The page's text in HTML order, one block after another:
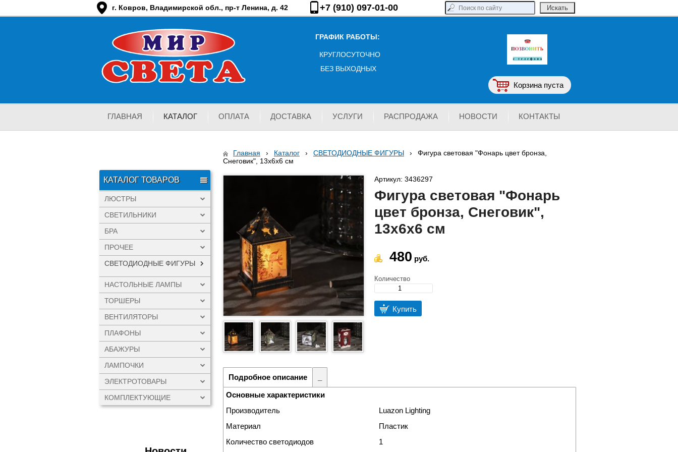
Корзина пуста
+7 (910) 097-01-00
г. Ковров, Владимирской обл., пр-т Ленина, д. 42
ГРАФИК РАБОТЫ:
КРУГЛОСУТОЧНО
БЕЗ ВЫХОДНЫХ
ГЛАВНАЯ КАТАЛОГ ОПЛАТА ДОСТАВКА УСЛУГИ РАСПРОДАЖА НОВОСТИ КОНТАКТЫ
КАТАЛОГ ТОВАРОВ
ЛЮСТРЫ
СВЕТИЛЬНИКИ
БРА
ПРОЧЕЕ
СВЕТОДИОДНЫЕ ФИГУРЫ
НАСТОЛЬНЫЕ ЛАМПЫ
ТОРШЕРЫ
ВЕНТИЛЯТОРЫ
ПЛАФОНЫ
АБАЖУРЫ
ЛАМПОЧКИ
ЭЛЕКТРОТОВАРЫ
КОМПЛЕКТУЮЩИЕ
Главная › Каталог › СВЕТОДИОДНЫЕ ФИГУРЫ ›
Фигура световая "Фонарь цвет бронза,
Снеговик", 13х6х6 см
Артикул: 3436297
Фигура световая "Фонарь
цвет бронза, Снеговик",
13х6х6 см
480 руб.
Количество
Купить
Подробное описание
Основные характеристики
Производитель
Luazon Lighting
Материал
Пластик
Количество светодиодов
1